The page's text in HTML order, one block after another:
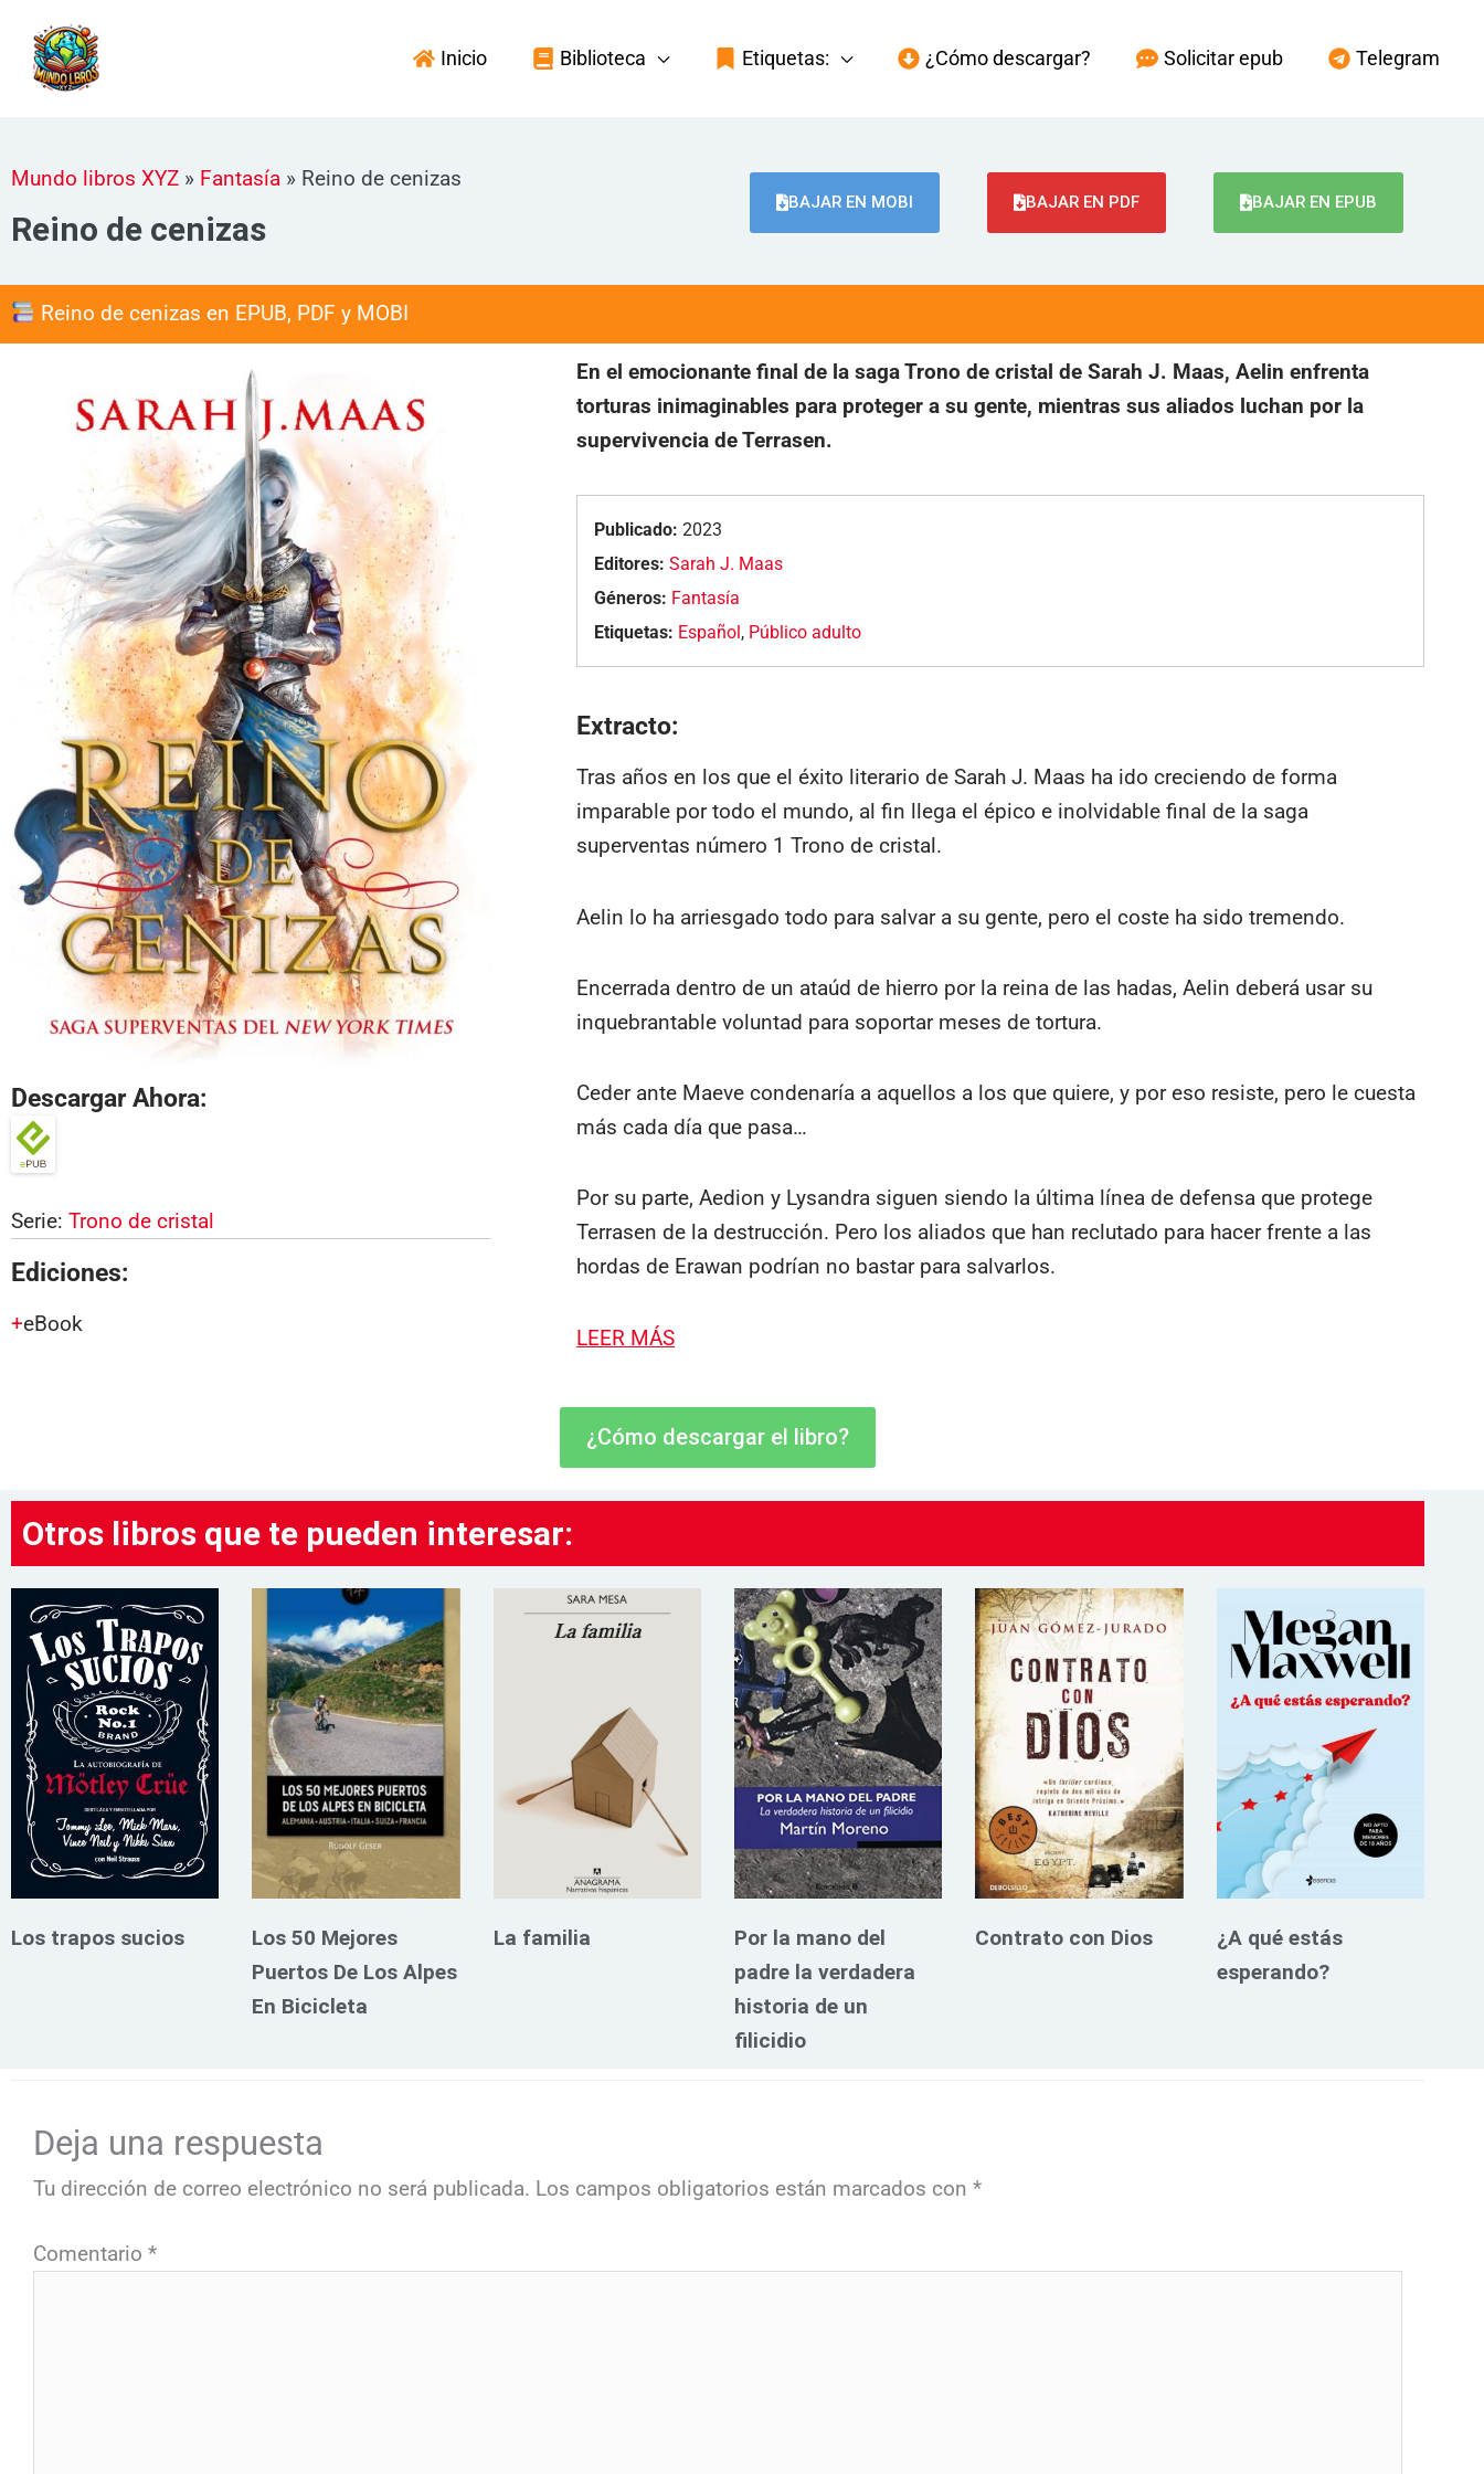
contenido
Inicio Biblioteca Etiquetas: ¿Cómo descargar? Solicitar epub Telegram
Mundo libros XYZ » Fantasía » Reino de cenizas
Reino de cenizas
BAJAR EN MOBI BAJAR EN PDF BAJAR EN EPUB
Reino de cenizas en EPUB, PDF y MOBI
Descargar Ahora:
Serie: Trono de cristal
Ediciones:
eBook
En el emocionante final de la saga Trono de cristal de Sarah J. Maas, Aelin enfrenta
torturas inimaginables para proteger a su gente, mientras sus aliados luchan por la
supervivencia de Terrasen.
Publicado: 2023
Editores: Sarah J. Maas
Géneros: Fantasía
Etiquetas: Español, Público adulto
Extracto:
Tras años en los que el éxito literario de Sarah J. Maas ha ido creciendo de forma
imparable por todo el mundo, al fin llega el épico e inolvidable final de la saga
superventas número 1 Trono de cristal.
Aelin lo ha arriesgado todo para salvar a su gente, pero el coste ha sido tremendo.
Encerrada dentro de un ataúd de hierro por la reina de las hadas, Aelin deberá usar su
inquebrantable voluntad para soportar meses de tortura.
Ceder ante Maeve condenaría a aquellos a los que quiere, y por eso resiste, pero le cuesta
más cada día que pasa…
Por su parte, Aedion y Lysandra siguen siendo la última línea de defensa que protege
Terrasen de la destrucción. Pero los aliados que han reclutado para hacer frente a las
hordas de Erawan podrían no bastar para salvarlos.
LEER MÁS
¿Cómo descargar el libro?
Otros libros que te pueden interesar:
Los trapos sucios
Los 50 Mejores
Puertos De Los Alpes
En Bicicleta
La familia
Por la mano del
padre la verdadera
historia de un
filicidio
Contrato con Dios
¿A qué estás
esperando?
Deja una respuesta
Tu dirección de correo electrónico no será publicada. Los campos obligatorios están marcados con *
Comentario *